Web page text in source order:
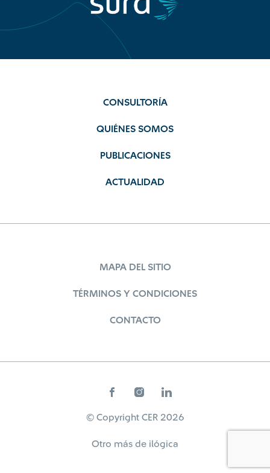
CONSULTORÍA
QUIÉNES SOMOS
PUBLICACIONES
ACTUALIDAD
MAPA DEL SITIO
TÉRMINOS Y CONDICIONES
CONTACTO
© Copyright CER 2026
Otro más de ilógica